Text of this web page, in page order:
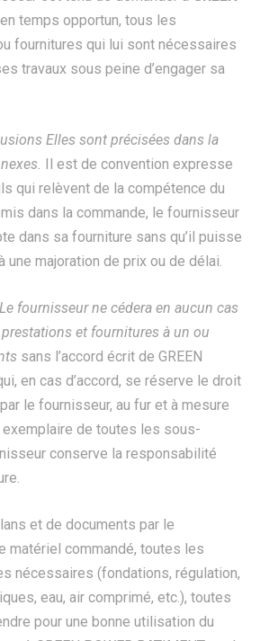
en temps opportun, tous les
fournitures qui lui sont nécessaires
travaux sous peine d’engager sa
Elles sont précisées dans la
Il est de convention expresse
qui relèvent de la compétence du
dans la commande, le fournisseur
dans sa fourniture sans qu’il puisse
une majoration de prix ou de délai.
fournisseur ne cédera en aucun cas
et fournitures à un ou
sans l’accord écrit de GREEN
en cas d’accord, se réserve le droit
le fournisseur, au fur et à mesure
de toutes les sous-
conserve la responsabilité
et de documents par le
matériel commandé, toutes les
nécessaires (fondations, régulation,
eau, air comprimé, etc.), toutes
pour une bonne utilisation du